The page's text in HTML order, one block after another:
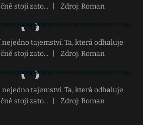
stojí zato...
Zdroj: Roman
tajemství. Ta, která odhaluje
stojí zato...
Zdroj: Roman
tajemství. Ta, která odhaluje
stojí zato...
Zdroj: Roman